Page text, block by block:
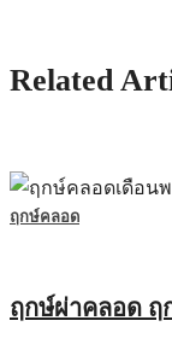
Related
ฤกษ์คลอด
ฤกษ์ผ่าคลอด ฤ